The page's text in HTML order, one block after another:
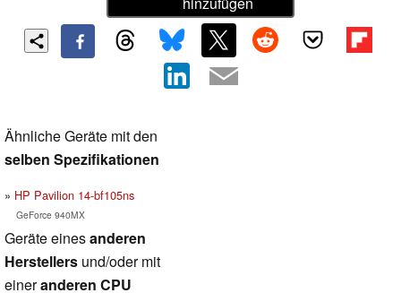
Ähnliche Geräte mit den
selben Spezifikationen
HP Pavilion 14-bf105ns
GeForce 940MX
Geräte einesanderen
Herstellers und/oder mit
eineranderen CPU